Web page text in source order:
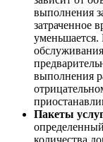
выполнения
затраченное
уменьшается.
выполнения
Пакеты
количества